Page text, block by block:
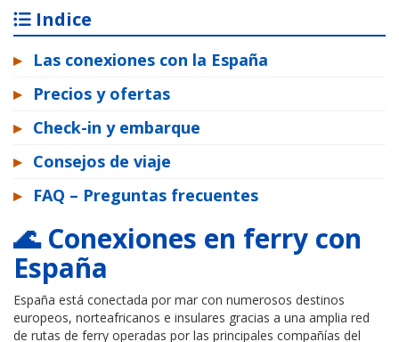
Indice
▸
Las conexiones con la España
▸
Precios y ofertas
▸ Check-in y embarque
▸ Consejos de viaje
▸
FAQ – Preguntas frecuentes
🌊 Conexiones en ferry con
España
España está conectada por mar con numerosos destinos
europeos, norteafricanos e insulares gracias a una amplia red
de rutas de ferry operadas por las principales compañías del